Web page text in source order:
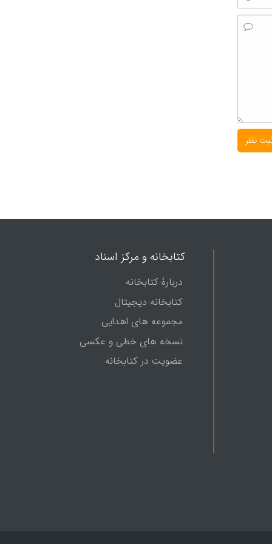
کتابخانه و مرکز اسناد
دربارۀ کتابخانه
کتابخانه دیجیتال
مجموعه های اهدایی
نسخه های خطی و عکسی
عضویت در کتابخانه